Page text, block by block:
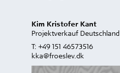
Kim Kristofer Kant
Projektverkauf Deutschland
T: +49 151 46573516
kka@froeslev.dk